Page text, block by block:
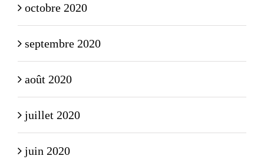
octobre 2020
septembre 2020
août 2020
juillet 2020
juin 2020